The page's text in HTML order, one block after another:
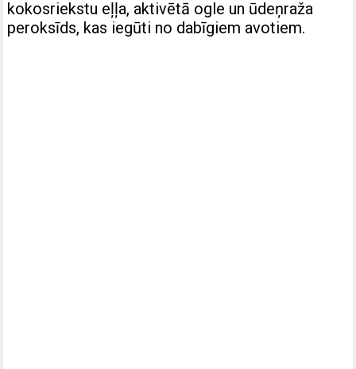
kokosriekstu eļļa, aktivētā ogle un ūdeņraža
peroksīds, kas iegūti no dabīgiem avotiem.